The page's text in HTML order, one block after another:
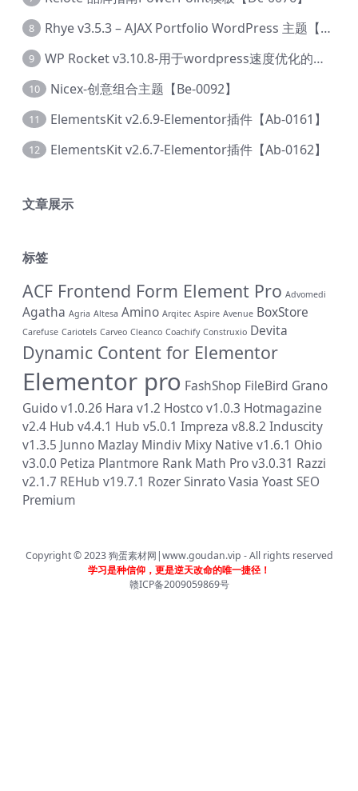
8 Rhye v3.5.3 – AJAX Portfolio WordPress 主题【Bi-0049】
9 WP Rocket v3.10.8-用于wordpress速度优化的缓存加速插件【Cd-0019】
10 Nicex-创意组合主题【Be-0092】
11 ElementsKit v2.6.9-Elementor插件【Ab-0161】
12 ElementsKit v2.6.7-Elementor插件【Ab-0162】
文章展示
标签
ACF Frontend Form Element Pro Advomedi
Agatha Agria Altesa Amino Arqitec Aspire Avenue BoxStore
Carefuse Cariotels Carveo Cleanco Coachify Construxio Devita
Dynamic Content for Elementor
Elementor pro FashShop FileBird Grano
Guido v1.0.26 Hara v1.2 Hostco v1.0.3 Hotmagazine
v2.4 Hub v4.4.1 Hub v5.0.1 Impreza v8.8.2 Induscity
v1.3.5 Junno Mazlay Mindiv Mixy Native v1.6.1 Ohio
v3.0.0 Petiza Plantmore Rank Math Pro v3.0.31 Razzi
v2.1.7 REHub v19.7.1 RozerSinratoVasia Yoast SEO
Premium
Copyright © 2023狗蛋素材网|www.goudan.vip - All rights reserved
学习是种信仰，更是逆天改命的唯一捷径！
赣ICP备2009059869号